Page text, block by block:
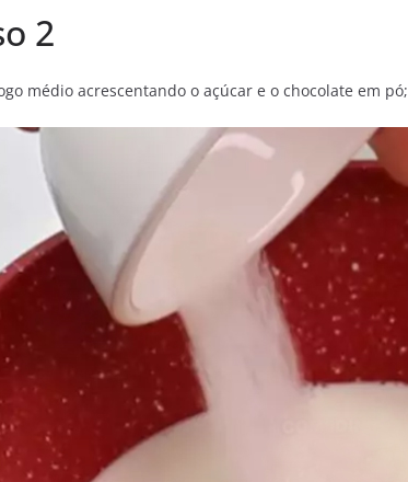
2
médio acrescentando o açúcar e o chocolate em pó;